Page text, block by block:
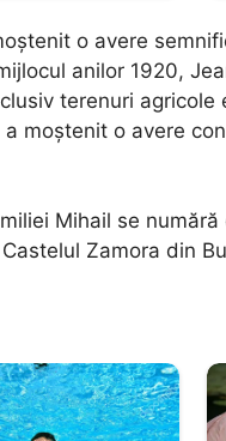
o avere
anilor 1920,
terenuri agricole
moștenit o avere
Mihail se
Zamora din